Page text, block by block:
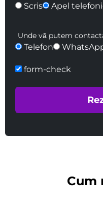
Scris Apel
Unde vă putem
Telefon
form-check
Cum